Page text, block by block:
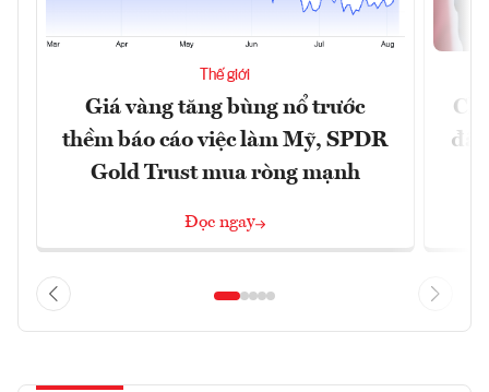
Thế giới
Giá vàng tăng bùng nổ trước
thềm báo cáo việc làm Mỹ, SPDR
Gold Trust mua ròng mạnh
Đọc ngay
đã